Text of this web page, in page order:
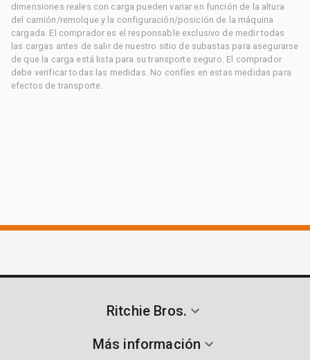
dimensiones reales con carga pueden variar en función de la altura
del camión/remolque y la configuración/posición de la máquina
cargada. El comprador es el responsable exclusivo de medir todas
las cargas antes de salir de nuestro sitio de subastas para asegurarse
de que la carga está lista para su transporte seguro. El comprador
debe verificar todas las medidas. No confíes en estas medidas para
efectos de transporte.
Ritchie Bros.
Más información